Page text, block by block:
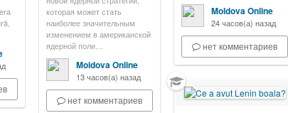
которая может стать
наиболее значительным
изменением в американской
ядерной поли…
Moldova Online
13 часов(а) назад
нет комментариев
Moldova Online
24 часов(а) назад
нет комментариев